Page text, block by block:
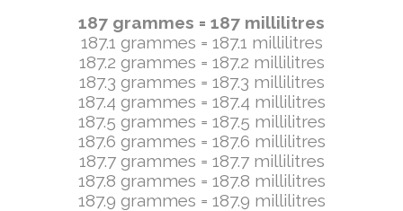
187 grammes = 187 millilitres
187.1 grammes = 187.1 millilitres
187.2 grammes = 187.2 millilitres
187.3 grammes = 187.3 millilitres
187.4 grammes = 187.4 millilitres
187.5 grammes = 187.5 millilitres
187.6 grammes = 187.6 millilitres
187.7 grammes = 187.7 millilitres
187.8 grammes = 187.8 millilitres
187.9 grammes = 187.9 millilitres